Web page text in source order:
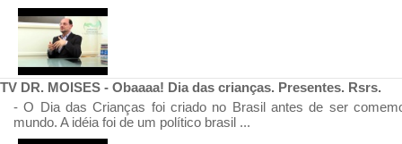
TV DR. MOISES - Obaaaa! Dia das crianças. Presentes. Rsrs.
- O Dia das Crianças foi criado no Brasil antes de ser
mundo. A idéia foi de um político brasil ...